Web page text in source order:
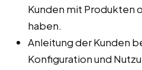
Kunden mit Produkten
haben.
Anleitung der Kunden
Konfiguration und